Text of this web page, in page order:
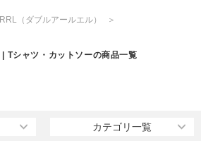
RRL （ダブルアールエル）
| Tシャツ・カットソーの商品一覧
カテゴリ一覧